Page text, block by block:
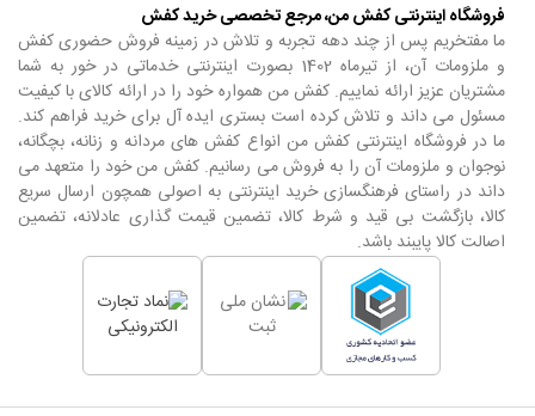
فروشگاه اینترنتی کفش من، مرجع تخصصی خرید کفش
ما مفتخریم پس از چند دهه تجربه و تلاش در زمینه فروش حضوری کفش
و ملزومات آن، از تیرماه 1402 بصورت اینترنتی خدماتی در خور به شما
مشتریان عزیز ارائه نماییم. کفش من همواره خود را در ارائه کالای با کیفیت
مسئول می داند و تلاش کرده است بستری ایده آل برای خرید فراهم کند.
ما در فروشگاه اینترنتی کفش من انواع کفش های مردانه و زنانه، بچگانه،
نوجوان و ملزومات آن را به فروش می رسانیم. کفش من خود را متعهد می
داند در راستای فرهنگسازی خرید اینترنتی به اصولی همچون ارسال سریع
کالا، بازگشت بی قید و شرط کالا، تضمین قیمت گذاری عادلانه، تضمین
اصالت کالا پایبند باشد.